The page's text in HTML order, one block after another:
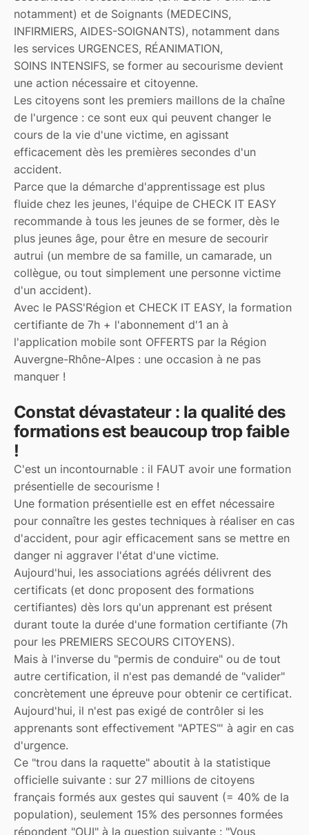
notamment) et de Soignants (MEDECINS,
INFIRMIERS, AIDES-SOIGNANTS), notamment dans
les services URGENCES, RÉANIMATION,
SOINS INTENSIFS, se former au secourisme devient
une action nécessaire et citoyenne.
Les citoyens sont les premiers maillons de la chaîne
de l'urgence : ce sont eux qui peuvent changer le
cours de la vie d'une victime, en agissant
efficacement dès les premières secondes d'un
accident.
Parce que la démarche d'apprentissage est plus
fluide chez les jeunes, l'équipe de CHECK IT EASY
recommande à tous les jeunes de se former, dès le
plus jeunes âge, pour être en mesure de secourir
autrui (un membre de sa famille, un camarade, un
collègue, ou tout simplement une personne victime
d'un accident).
Avec le PASS'Région et CHECK IT EASY, la formation
certifiante de 7h + l'abonnement d'1 an à
l'application mobile sont OFFERTS par la Région
Auvergne-Rhône-Alpes : une occasion à ne pas
manquer !
Constat dévastateur : la qualité des
formations est beaucoup trop faible
!
C'est un incontournable : il FAUT avoir une formation
présentielle de secourisme !
Une formation présentielle est en effet nécessaire
pour connaître les gestes techniques à réaliser en cas
d'accident, pour agir efficacement sans se mettre en
danger ni aggraver l'état d'une victime.
Aujourd'hui, les associations agréés délivrent des
certificats (et donc proposent des formations
certifiantes) dès lors qu'un apprenant est présent
durant toute la durée d'une formation certifiante (7h
pour les PREMIERS SECOURS CITOYENS).
Mais à l'inverse du "permis de conduire" ou de tout
autre certification, il n'est pas demandé de "valider"
concrètement une épreuve pour obtenir ce certificat.
Aujourd'hui, il n'est pas exigé de contrôler si les
apprenants sont effectivement "APTES"' à agir en cas
d'urgence.
Ce "trou dans la raquette" aboutit à la statistique
officielle suivante : sur 27 millions de citoyens
français formés aux gestes qui sauvent (= 40% de la
population), seulement 15% des personnes formées
répondent "OUI" à la question suivante : "Vous